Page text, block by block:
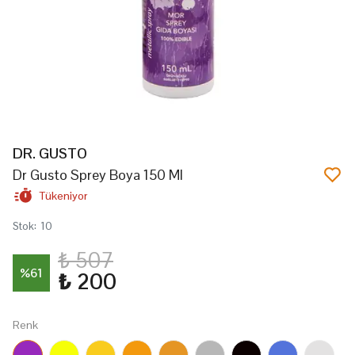
DR. GUSTO
Dr Gusto Sprey Boya 150 Ml
Tükeniyor
Stok: 10
%61 ₺ 507
₺ 200
Renk